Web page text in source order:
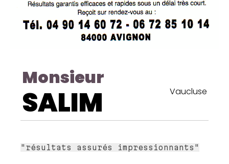
Monsieur
SALIM Vaucluse
"résultats assurés impressionnants"